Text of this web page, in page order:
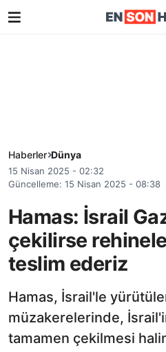
Haberler Dünya
15 Nisan 2025 - 02:32
Güncelleme: 15 Nisan 2025 - 08:38
Hamas: İsrail
çekilirse
teslim ederiz
Hamas, İsrail'le
müzakerelerinde,
tamamen çekilmesi